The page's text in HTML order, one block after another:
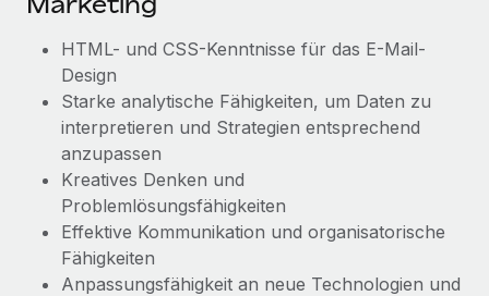
HTML- und CSS-Kenntnisse für das E-Mail-
Design
Starke analytische Fähigkeiten, um Daten zu
interpretieren und Strategien entsprechend
anzupassen
Kreatives Denken und
Problemlösungsfähigkeiten
Effektive Kommunikation und organisatorische
Fähigkeiten
Anpassungsfähigkeit an neue Technologien und